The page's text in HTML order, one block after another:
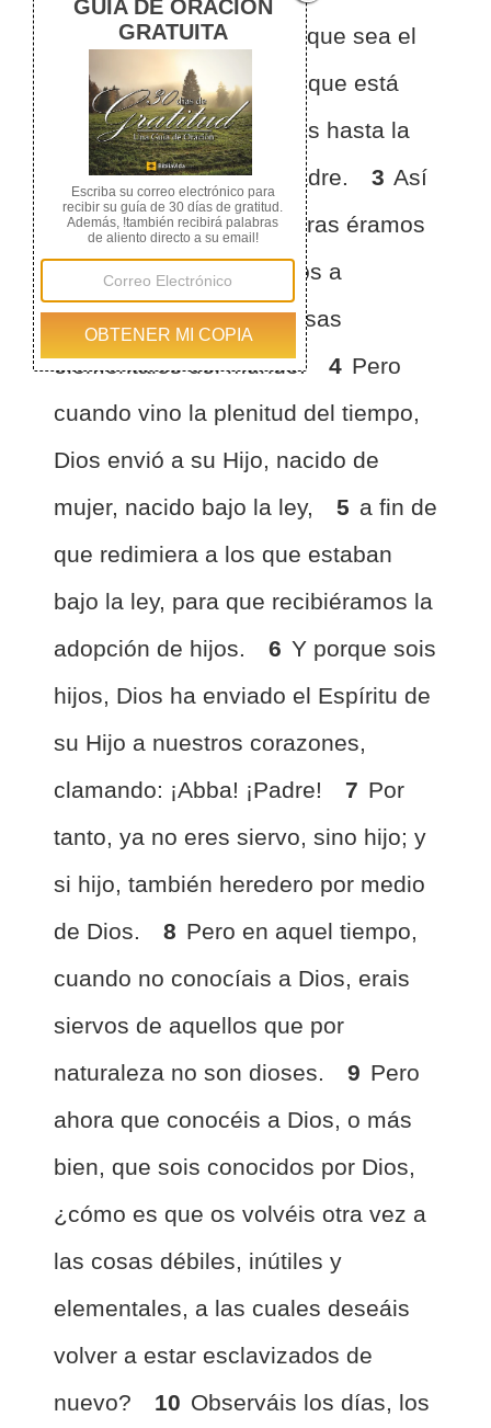
diferente del siervo, aunque sea el
dueño de todo,
2
sino que está
bajo guardianes y tutores hasta la
edad señalada por el padre.
3 Así
también nosotros, mientras éramos
niños, estábamos sujetos a
servidumbre bajo las cosas
elementales del mundo.
4 Pero
cuando vino la plenitud del tiempo,
Dios envió a su Hijo, nacido de
mujer, nacido bajo la ley,
5 a fin de
que redimiera a los que estaban
bajo la ley, para que recibiéramos la
adopción de hijos.
6 Y porque sois
hijos, Dios ha enviado el Espíritu de
su Hijo a nuestros corazones,
clamando: ¡Abba! ¡Padre!
7 Por
tanto, ya no eres siervo, sino hijo; y
si hijo, también heredero por medio
de Dios.
8 Pero en aquel tiempo,
cuando no conocíais a Dios, erais
siervos de aquellos que por
naturaleza no son dioses.
9 Pero
ahora que conocéis a Dios, o más
bien, que sois conocidos por Dios,
¿cómo es que os volvéis otra vez a
las cosas débiles, inútiles y
elementales, a las cuales deseáis
volver a estar esclavizados de
nuevo?
10 Observáis los días, los